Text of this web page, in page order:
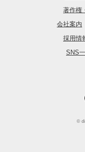
著作権
会社案内
採用情
SNS
©